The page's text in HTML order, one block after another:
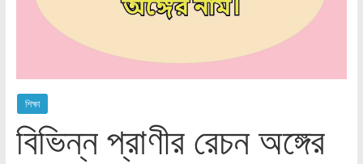
শিক্ষা
বিভিন্ন প্রাণীর রেচন অঙ্গের